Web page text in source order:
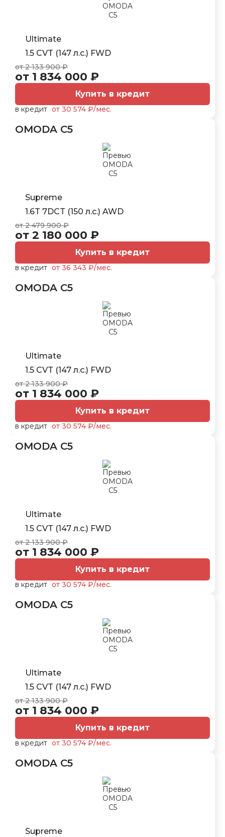
Ultimate
1.5 CVT (147 л.с.) FWD
от 2 133 900 ₽
от 1 834 000 ₽
Купить в кредит
в кредит от 30 574 ₽/мес.
OMODA C5
Supreme
1.6T 7DCT (150 л.с.) AWD
от 2 479 900 ₽
от 2 180 000 ₽
Купить в кредит
в кредит от 36 343 ₽/мес.
OMODA C5
Ultimate
1.5 CVT (147 л.с.) FWD
от 2 133 900 ₽
от 1 834 000 ₽
Купить в кредит
в кредит от 30 574 ₽/мес.
OMODA C5
Ultimate
1.5 CVT (147 л.с.) FWD
от 2 133 900 ₽
от 1 834 000 ₽
Купить в кредит
в кредит от 30 574 ₽/мес.
OMODA C5
Ultimate
1.5 CVT (147 л.с.) FWD
от 2 133 900 ₽
от 1 834 000 ₽
Купить в кредит
в кредит от 30 574 ₽/мес.
OMODA C5
Supreme